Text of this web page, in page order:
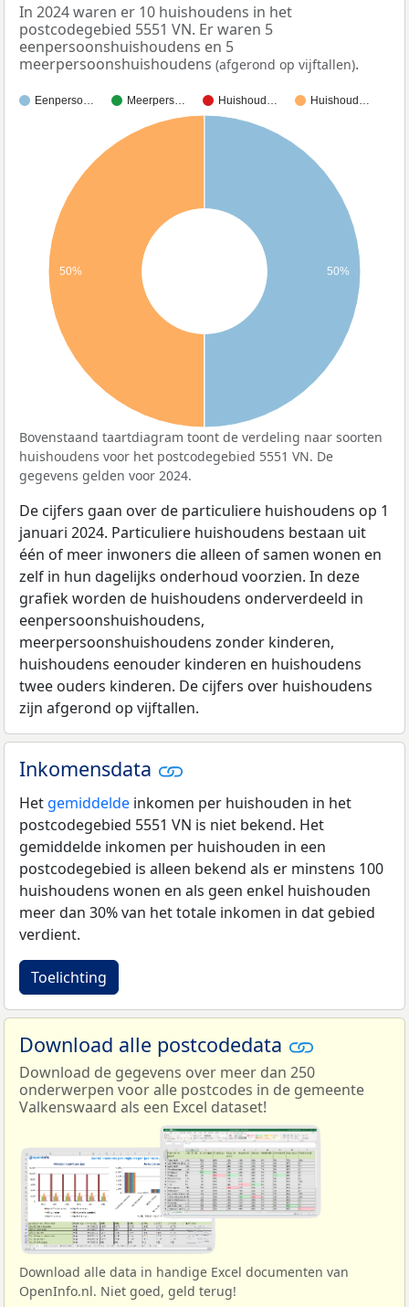
In 2024 waren er 10 huishoudens in het
postcodegebied 5551 VN. Er waren 5
eenpersoonshuishoudens en 5
meerpersoonshuishoudens (afgerond op vijftallen).
Eenperso… Meerpers… Huishoud… Huishoud…
50% 50%
Bovenstaand taartdiagram toont de verdeling naar soorten
huishoudens voor het postcodegebied 5551 VN. De
gegevens gelden voor 2024.
De cijfers gaan over de particuliere huishoudens op 1
januari 2024. Particuliere huishoudens bestaan uit
één of meer inwoners die alleen of samen wonen en
zelf in hun dagelijks onderhoud voorzien. In deze
grafiek worden de huishoudens onderverdeeld in
eenpersoonshuishoudens,
meerpersoonshuishoudens zonder kinderen,
huishoudens eenouder kinderen en huishoudens
twee ouders kinderen. De cijfers over huishoudens
zijn afgerond op vijftallen.
Inkomensdata
Het gemiddelde inkomen per huishouden in het
postcodegebied 5551 VN is niet bekend. Het
gemiddelde inkomen per huishouden in een
postcodegebied is alleen bekend als er minstens 100
huishoudens wonen en als geen enkel huishouden
meer dan 30% van het totale inkomen in dat gebied
verdient.
Toelichting
Download alle postcodedata
Download de gegevens over meer dan 250
onderwerpen voor alle postcodes in de gemeente
Valkenswaard als een Excel dataset!
Download alle data in handige Excel documenten van
OpenInfo.nl. Niet goed, geld terug!